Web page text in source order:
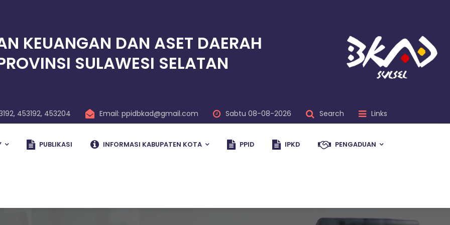
KEUANGAN DAN ASET DAERAH
SULAWESI SELATAN
453192, 453204 Email: ppidbkad@gmail.com Sabtu 08-08-2026 Search Links
PUBLIKASI INFORMASI KABUPATEN KOTA PPID IPKD PENGADUAN